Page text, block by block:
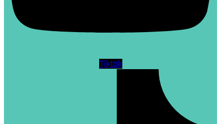
Tiktok